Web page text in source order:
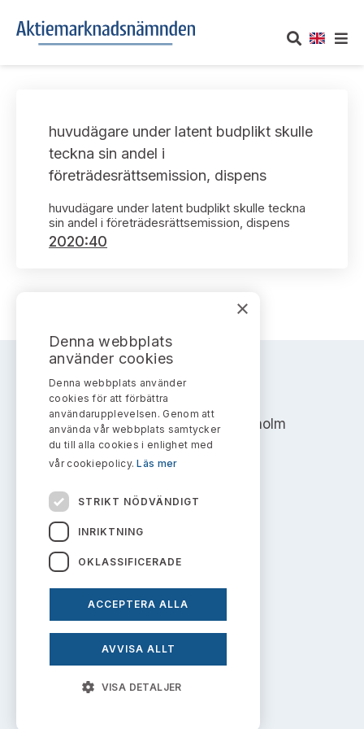
Om oss
Vårt uppdrag
Informationsgivning
Arbetsordning
Ledamöter
Huvudmän
Verksamhetsberättelser
Publikationer och anföranden
UTTALANDEN
Om nämndens uttalanden
Framställningar och konsultation
Samtliga uttalanden sorterade årsvis
Uttalanden sorterade ämnesvis
Sök uttalanden
Avgifter
Takeover-regler för reglerade marknader och vissa
handelsplattformar
AKTUELLT
Bildarkiv
Kontakt angående ansökningar och uttalanden
huvudägare under latent budplikt skulle
teckna sin andel i
företrädesrättsemission, dispens
huvudägare under latent budplikt skulle teckna
sin andel i företrädesrättsemission, dispens
2020:40
AKTIEMARKNADSNÄMNDEN
Address: Box 7354, 103 90 Stockholm
info@aktiemarknadsnamnden.se
Om innehållet
Om webbplatsen
Prenumerera på uttalanden
×
Denna webbplats
använder cookies
Denna webbplats använder
cookies för att förbättra
användarupplevelsen. Genom att
använda vår webbplats samtycker
du till alla cookies i enlighet med
vår cookiepolicy.Läs mer
STRIKT NÖDVÄNDIGT
INRIKTNING
OKLASSIFICERADE
ACCEPTERA ALLA
AVVISA ALLT
VISA DETALJER